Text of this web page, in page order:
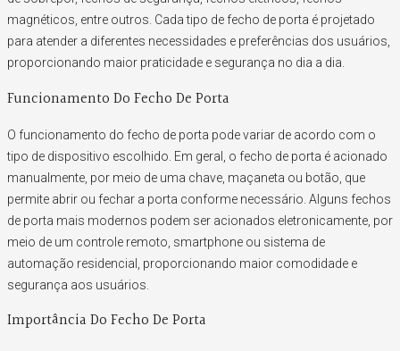
magnéticos, entre outros. Cada tipo de fecho de porta é projetado
para atender a diferentes necessidades e preferências dos usuários,
proporcionando maior praticidade e segurança no dia a dia.
Funcionamento Do Fecho De Porta
O funcionamento do fecho de porta pode variar de acordo com o
tipo de dispositivo escolhido. Em geral, o fecho de porta é acionado
manualmente, por meio de uma chave, maçaneta ou botão, que
permite abrir ou fechar a porta conforme necessário. Alguns fechos
de porta mais modernos podem ser acionados eletronicamente, por
meio de um controle remoto, smartphone ou sistema de
automação residencial, proporcionando maior comodidade e
segurança aos usuários.
Importância Do Fecho De Porta